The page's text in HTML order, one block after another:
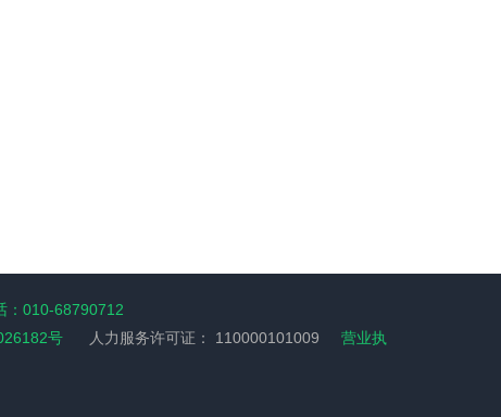
：010-68790712
号 人力服务许可证： 110000101009
营业执